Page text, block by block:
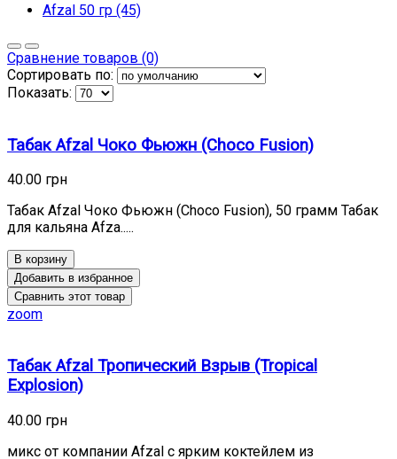
Afzal 50 гр (45)
Сравнение товаров (0)
Сортировать по:
Показать:
Табак Afzal Чоко Фьюжн (Choco Fusion)
40.00 грн
Табак Afzal Чоко Фьюжн (Choco Fusion), 50 грамм Табак
для кальяна Afza.....
В корзину
Добавить в избранное
Сравнить этот товар
zoom
Табак Afzal Тропический Взрыв (Tropical
Explosion)
40.00 грн
микс от компании Afzal с ярким коктейлем из